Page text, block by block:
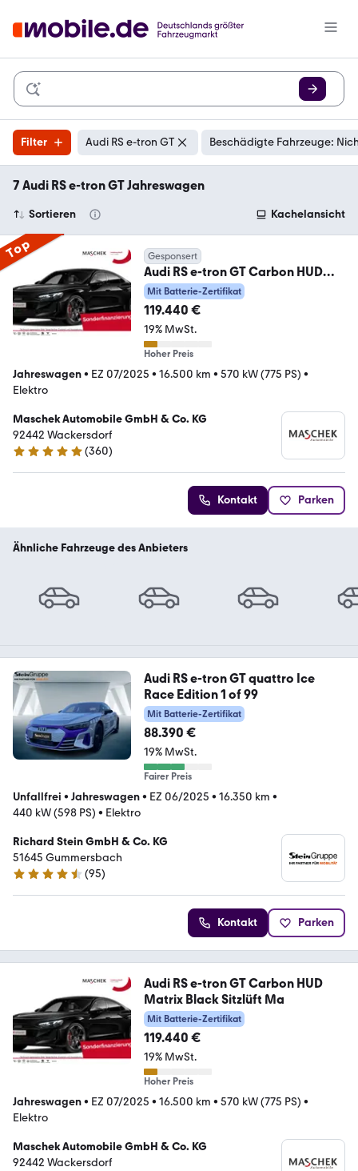
Filter Audi RS e-tron GT Beschädigte Fahrzeuge:
7 Audi RS e-tron GT Jahreswagen
Sortieren Kachelansicht
Top Gesponsert
Audi RS e-tron GT Carbon HUD
Matrix Black Sitzlüft Ma
Mit Batterie-Zertifikat
119.440 €
19% MwSt.
Hoher Preis
Jahreswagen• EZ 07/2025 • 16.500 km • 570 kW (775 PS) •
Elektro
Maschek Automobile GmbH & Co. KG
92442 Wackersdorf
4.8 Sterne
(360)
Kontakt Parken
Ähnliche Fahrzeuge des Anbieters
Audi RS e-tron GT quattro Ice
Race Edition 1 of 99
Mit Batterie-Zertifikat
88.390 €
19% MwSt.
Fairer Preis
Unfallfrei • Jahreswagen• EZ 06/2025 • 16.350 km •
440 kW (598 PS) • Elektro
Richard Stein GmbH & Co. KG
51645 Gummersbach
4.3 Sterne
(95)
Kontakt Parken
Audi RS e-tron GT Carbon HUD
Matrix Black Sitzlüft Ma
Mit Batterie-Zertifikat
119.440 €
19% MwSt.
Hoher Preis
Jahreswagen• EZ 07/2025 • 16.500 km • 570 kW (775 PS) •
Elektro
Maschek Automobile GmbH & Co. KG
92442 Wackersdorf